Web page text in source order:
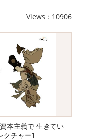
Views：10906
本主義で 生きてい
クチャー1